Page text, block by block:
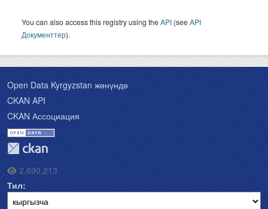
You can also access this registry using theAPI (seeAPI
Документтер).
Open Data Kyrgyzstan жөнүндө
CKAN API
CKAN Ассоциация
2,690,213
Тил